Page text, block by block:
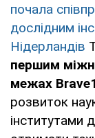
почала
дослідним
Нідерландів
першим
межах Brave1
розвиток
інститутами